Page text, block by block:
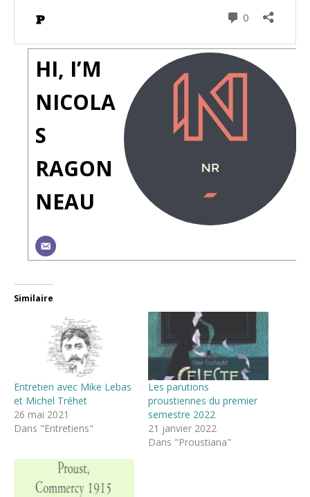
HI, I’M
NICOLA
S
RAGON
NEAU
Similaire
Entretien avec Mike Lebas
et Michel Tréhet
26 mai 2021
Dans "Entretiens"
Les parutions
proustiennes du premier
semestre 2022
21 janvier 2022
Dans "Proustiana"